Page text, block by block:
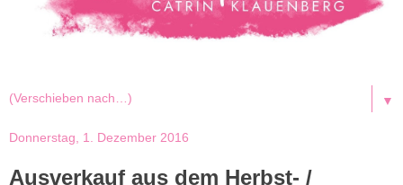
▼
Donnerstag, 1. Dezember 2016
Ausverkauf aus dem Herbst- /